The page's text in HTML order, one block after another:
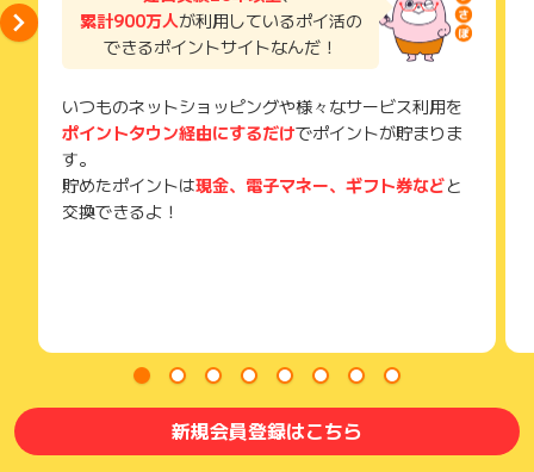
累計900万人が利用しているポイ活の
できるポイントサイトなんだ！
いつものネットショッピングや様々なサービス利用を
ポイントタウン経由にするだけでポイントが貯まりま
す。
貯めたポイントは現金、電子マネー、ギフト券などと
交換できるよ！
新規会員登録はこちら